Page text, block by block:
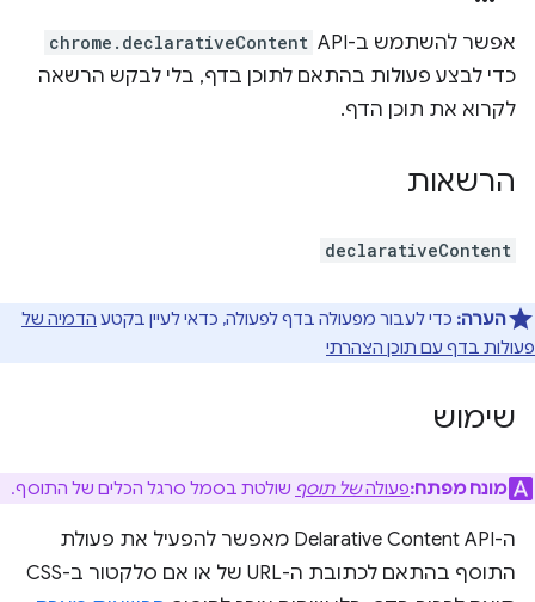
אפשר להשתמש ב-API chrome.declarativeContent
כדי לבצע פעולות בהתאם לתוכן בדף, בלי לבקש הרשאה
לקרוא את תוכן הדף.
הרשאות
declarativeContent
הערה: כדי לעבור מפעולה בדף לפעולה, כדאי לעיין בקטע הדמיה של
פעולות בדף עם תוכן הצהרתי
שימוש
מונח מפתח:פעולהשל תוסף שולטת בסמל סרגל הכלים של התוסף.
ה-Delarative Content API מאפשר להפעיל את פעולת
התוסף בהתאם לכתובת ה-URL של או אם סלקטור ב-CSS